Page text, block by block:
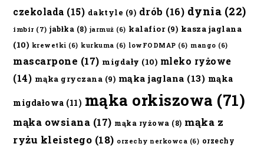
czekolada (15) daktyle (9) drób (16) dynia (22)
imbir (7) jabłka (8) jarmuż (6) kalafior(9) kasza jaglana
(10) krewetki (6) kurkuma (6) lowFODMAP (6) mango (6)
mascarpone (17) migdały (10) mleko ryżowe
(14) mąka gryczana (9) mąka jaglana (13) mąka
migdałowa (11) mąka orkiszowa (71)
mąka owsiana (17) mąka ryżowa (8) mąka z
ryżu kleistego (18) orzechy nerkowca (6) orzechy